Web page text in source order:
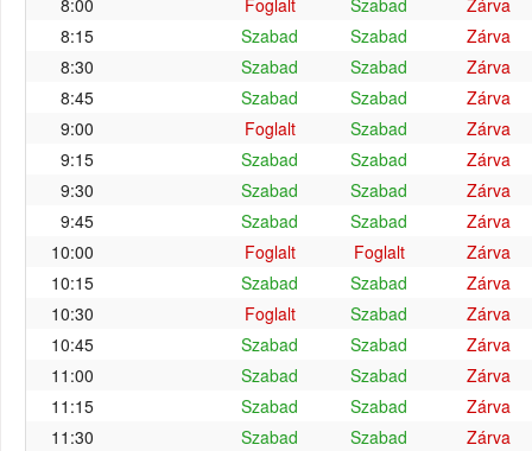
8:00
Foglalt Szabad
Zárva
8:15
Szabad Szabad
Zárva
8:30
Szabad Szabad
Zárva
8:45
Szabad Szabad
Zárva
9:00
Foglalt Szabad
Zárva
9:15
Szabad Szabad
Zárva
9:30
Szabad Szabad
Zárva
9:45
Szabad Szabad
Zárva
10:00
Foglalt Foglalt
Zárva
10:15
Szabad Szabad
Zárva
10:30
Foglalt Szabad
Zárva
10:45
Szabad Szabad
Zárva
11:00
Szabad Szabad
Zárva
11:15
Szabad Szabad
Zárva
11:30
Szabad Szabad
Zárva